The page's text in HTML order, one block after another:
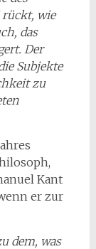
wie
das
Der
Subjekte
zu
Kant
er zur
dem, was